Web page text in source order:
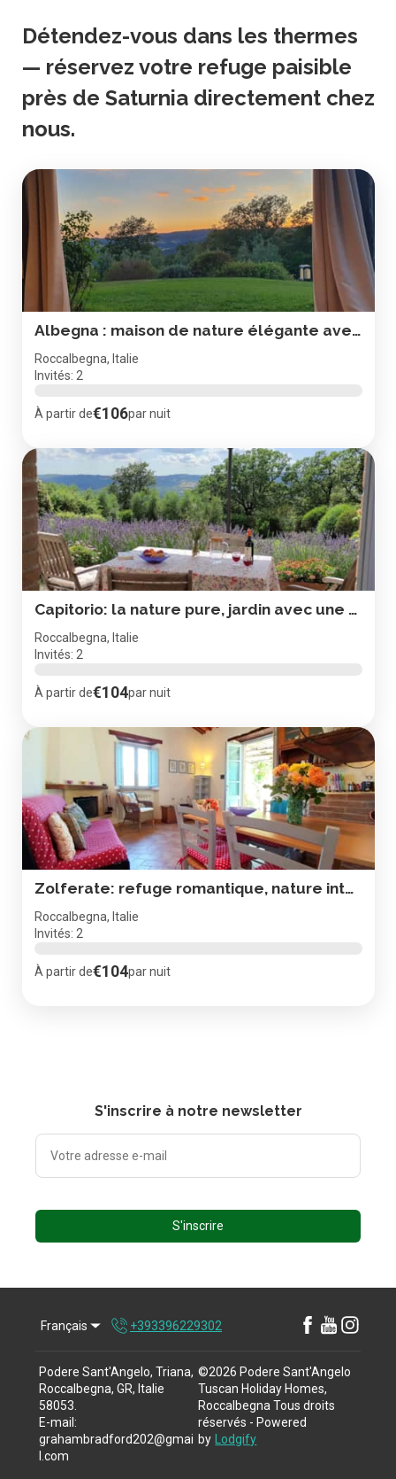
Détendez-vous dans les thermes
— réservez votre refuge paisible
près de Saturnia directement chez
nous.
Albegna : maison de nature élégante avec jardin et vue
Roccalbegna, Italie
Invités: 2
À partir de€106par nuit
Capitorio: la nature pure, jardin avec une vue magnifique
Roccalbegna, Italie
Invités: 2
À partir de€104par nuit
Zolferate: refuge romantique, nature intacte, vue superbe
Roccalbegna, Italie
Invités: 2
À partir de€104par nuit
S'inscrire à notre newsletter
S'inscrire
Français +393396229302
Podere Sant'Angelo, Triana,
Roccalbegna, GR, Italie
58053
E-mail :
grahambradford202@gmai
l.com
©2026 Podere Sant'Angelo
Tuscan Holiday Homes,
Roccalbegna Tous droits
réservés - Powered
by
Lodgify